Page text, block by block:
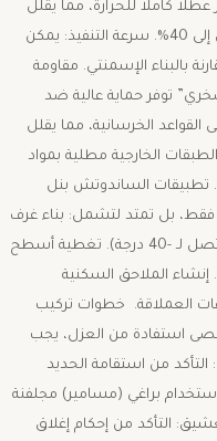
عطلاً كاملاً للحرارة، مما يقلل
استهلاك الكهرباء في التكييف بنسبة تصل إلى 40%. سرعة التنفيذ: يمكن
بالبناء الإسمنتي. مقاومة
توفر حماية عالية ضد
القواعد الخرسانية، مما يقلل
الخارجية مطلية بمواد
تطبيقات الساندوتش بنل
فقط، بل تمتد لتشمل: ​بناء غرف
التبريد والتجميد (للحفاظ على درجات حرارة تصل لـ -40 درجة). ​تغطية أسطح
الملاحق السكنية
العملاقة. ​ خطوات تركيب
استفادة من العزل، يجب
التأكد من استقامة الحديد
براغي (مسامير) مجلفنة
التأكد من إحكام إغلاق